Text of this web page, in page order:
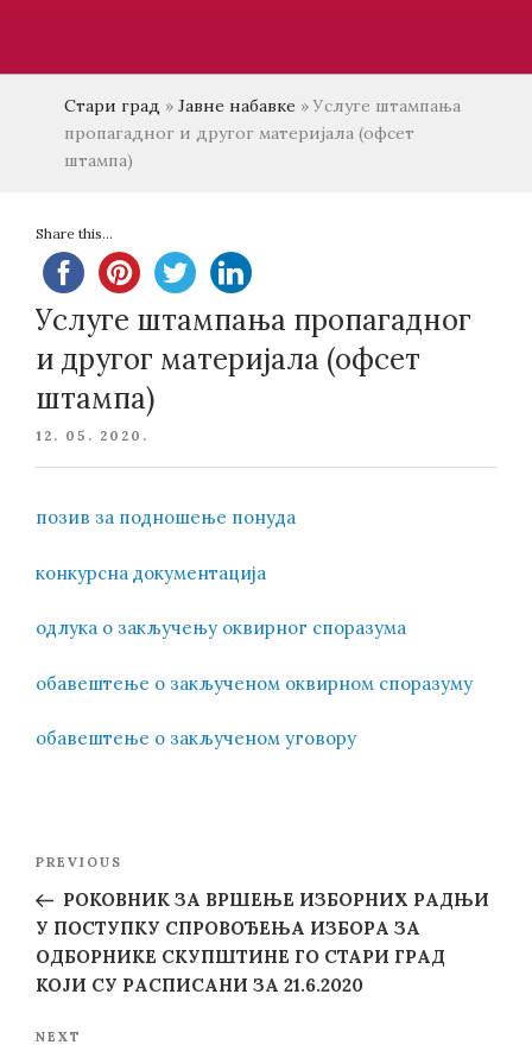
Стари град » Јавне набавке »Услуге штампања
пропагадног и другог материјала (офсет
штампа)
Share this...
Услуге штампања пропагадног
и другог материјала (офсет
штампа)
POSTED
12. 05. 2020.
позив за подношење понуда
конкурсна документација
одлука о закључењу оквирног споразума
обавештење о закљученом оквирном споразуму
обавештење о закљученом уговору
Previous
Post
PREVIOUS
РОКОВНИК ЗА ВРШЕЊЕ ИЗБОРНИХ РАДЊИ
У ПОСТУПКУ СПРОВОЂЕЊА ИЗБОРА ЗА
ОДБОРНИКЕ СКУПШТИНЕ ГО СТАРИ ГРАД
КОЈИ СУ РАСПИСАНИ ЗА 21.6.2020
Next
NEXT